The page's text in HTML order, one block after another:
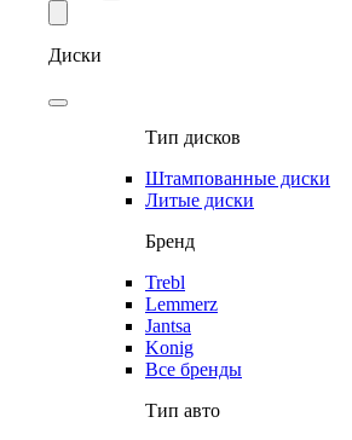
Диски
Тип дисков
Штампованные диски
Литые диски
Бренд
Trebl
Lemmerz
Jantsa
Konig
Все бренды
Тип авто